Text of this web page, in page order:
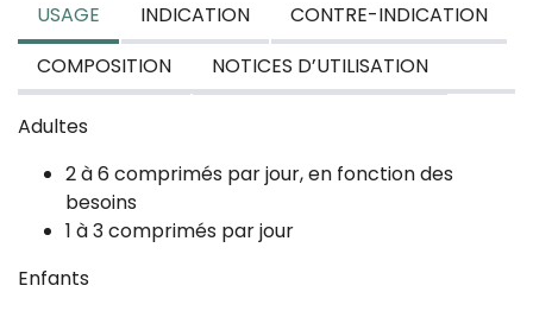
USAGE INDICATION
CONTRE-INDICATION
COMPOSITION
NOTICES D’UTILISATION
Adultes
2 à 6 comprimés par jour, en fonction des
besoins
1 à 3 comprimés par jour
Enfants